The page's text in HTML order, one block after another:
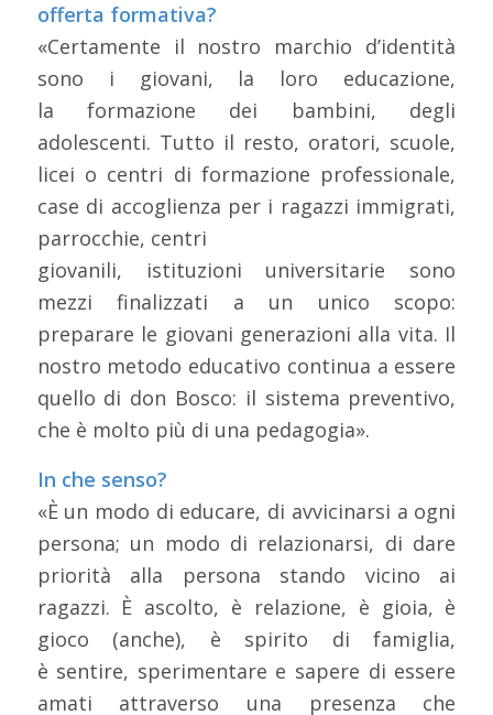
offerta formativa?
«Certamente il nostro marchio d’identità
sono i giovani, la loro educazione,
la formazione dei bambini, degli
adolescenti. Tutto il resto, oratori, scuole,
licei o centri di formazione professionale,
case di accoglienza per i ragazzi immigrati,
parrocchie, centri
giovanili, istituzioni universitarie sono
mezzi finalizzati a un unico scopo:
preparare le giovani generazioni alla vita. Il
nostro metodo educativo continua a essere
quello di don Bosco: il sistema preventivo,
che è molto più di una pedagogia».
In che senso?
«È un modo di educare, di avvicinarsi a ogni
persona; un modo di relazionarsi, di dare
priorità alla persona stando vicino ai
ragazzi. È ascolto, è relazione, è gioia, è
gioco (anche), è spirito di famiglia,
è sentire, sperimentare e sapere di essere
amati attraverso una presenza che